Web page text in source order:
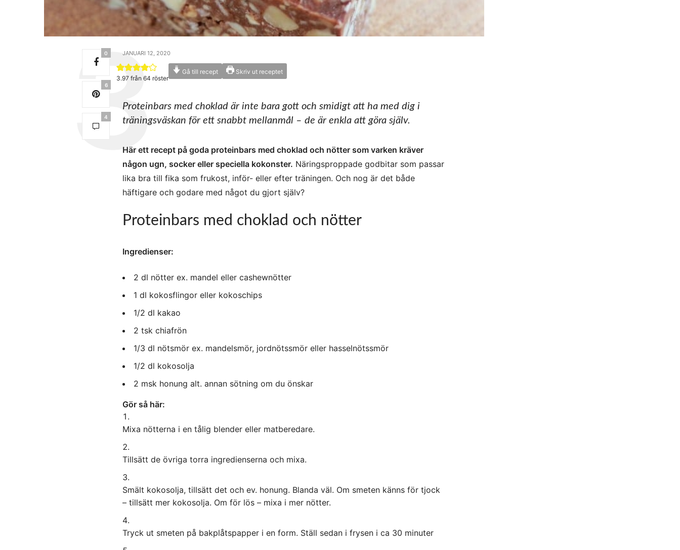
0
6
4
JANUARI 12, 2020
3.97 från 64 röster
Gå till recept Skriv ut receptet
Proteinbars med choklad är inte bara gott och smidigt att ha med dig i
träningsväskan för ett snabbt mellanmål – de är enkla att göra själv.
Här ett recept på goda proteinbars med choklad och nötter som varken kräver
någon ugn, socker eller speciella kokonster. Näringsproppade godbitar som passar
lika bra till fika som frukost, inför- eller efter träningen. Och nog är det både
häftigare och godare med något du gjort själv?
Proteinbars med choklad och nötter
Ingredienser:
2 dl nötter ex. mandel eller cashewnötter
1 dl kokosflingor eller kokoschips
1/2 dl kakao
2 tsk chiafrön
1/3 dl nötsmör ex. mandelsmör, jordnötssmör eller hasselnötssmör
1/2 dl kokosolja
2 msk honung alt. annan sötning om du önskar
Gör så här:
Mixa nötterna i en tålig blender eller matberedare.
Tillsätt de övriga torra ingredienserna och mixa.
Smält kokosolja, tillsätt det och ev. honung. Blanda väl. Om smeten känns för tjock
– tillsätt mer kokosolja. Om för lös – mixa i mer nötter.
Tryck ut smeten på bakplåtspapper i en form. Ställ sedan i frysen i ca 30 minuter